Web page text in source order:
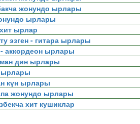
жонундо ырлары
ырлары
ырлар
эзген - гитара ырлары
аккордеон ырлары
дин ырлары
күн ырлары
жонундо ырлары
хит кушиклар